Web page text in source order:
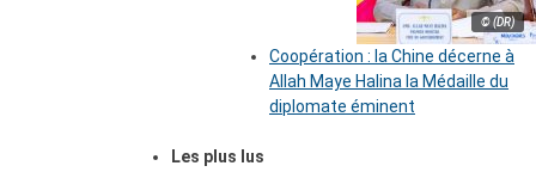
© (DR)
Coopération : la Chine décerne à
Allah Maye Halina la Médaille du
diplomate éminent
Les plus lus